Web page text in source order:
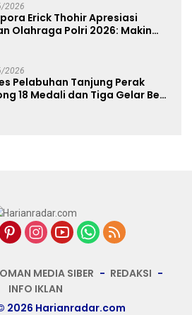
2026
Erick Thohir Apresiasi
Olahraga Polri 2026: Makin
2026
Pelabuhan Tanjung Perak
18 Medali dan Tiga Gelar Best
MEDIA SIBER
REDAKSI
INFO IKLAN
2026 Harianradar.com